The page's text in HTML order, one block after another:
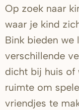
Op zoek naar
waar je kind
Bink bieden
verschillende
dicht bij huis of
ruimte om
vriendjes te